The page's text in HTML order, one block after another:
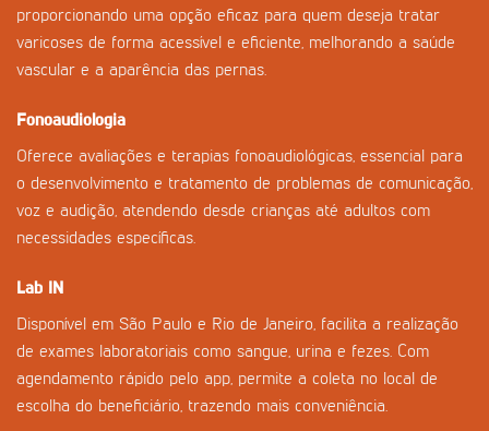
proporcionando uma opção eficaz para quem deseja tratar
varicoses de forma acessível e eficiente, melhorando a saúde
vascular e a aparência das pernas.
Fonoaudiologia
Oferece avaliações e terapias fonoaudiológicas, essencial para
o desenvolvimento e tratamento de problemas de comunicação,
voz e audição, atendendo desde crianças até adultos com
necessidades específicas.
Lab IN
Disponível em São Paulo e Rio de Janeiro, facilita a realização
de exames laboratoriais como sangue, urina e fezes. Com
agendamento rápido pelo app, permite a coleta no local de
escolha do beneficiário, trazendo mais conveniência.